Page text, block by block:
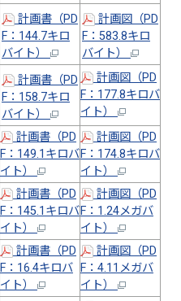
計画書（PD
F：144.7キロ
バイト）
計画図（PD
F：583.8キロ
バイト）
計画書（PD
F：158.7キロ
バイト）
計画図（PD
F：177.8キロバ
イト）
計画書（PD
F：149.1キロバ
イト）
計画図（PD
F：174.8キロバ
イト）
計画書（PD
F：145.1キロバ
イト）
計画図（PD
F：1.24メガバ
イト）
計画書（PD
F：16.4キロバ
イト）
計画図（PD
F：4.11メガバ
イト）